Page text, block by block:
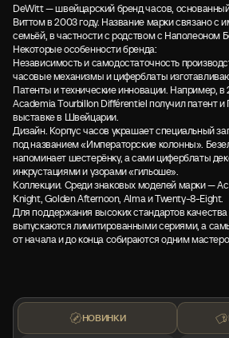
DeWitt — швейцарский бренд часов,
Виттом в 2003 году. Название марки связано с
семьёй, в частности с родством с Наполеоном
Некоторые особенности бренда:
Независимость и самодостаточность
часовые механизмы и циферблаты
Патенты и технические инновации. Например, в
Academia Tourbillon Différentiel получил патент
выставке в Швейцарии.
Дизайн. Корпус часов украшает специальный
под названием «Императорские колонны».
напоминает шестерёнку, а сами циферблаты
инкрустациями и узорами «гильоше».
Коллекции. Среди знаковых моделей марки —
Knight, Golden Afternoon, Alma и Twenty-8-Eight.
Для поддержания высоких стандартов
выпускаются лимитированными сериями, а
от начала и до конца собираются одним
НОВИНКИ